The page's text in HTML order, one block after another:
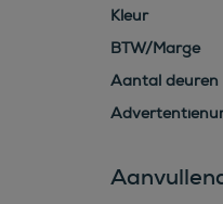
Kleur
BTW/Marge
Aantal deuren